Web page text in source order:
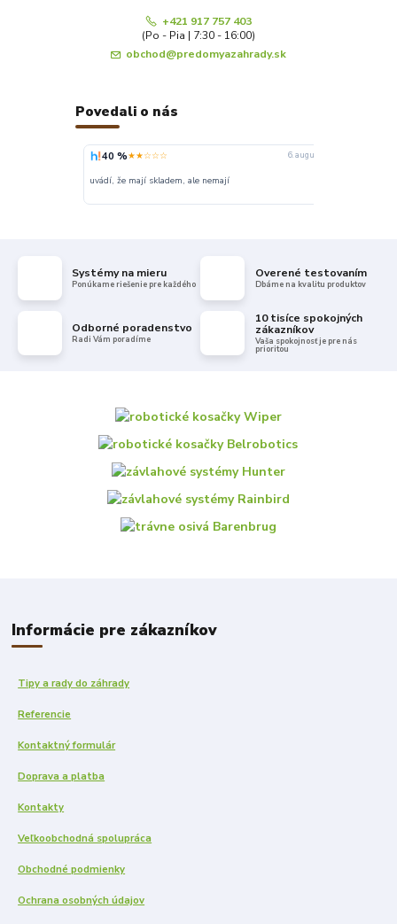
+421 917 757 403
(Po - Pia | 7:30 - 16:00)
obchod@predomyazahrady.sk
Povedali o nás
40 %★★☆☆☆ 6. augusta
uvádí, že mají skladem, ale nemají
Systémy na mieru
Ponúkame riešenie pre každého
Overené testovaním
Dbáme na kvalitu produktov
Odborné poradenstvo
Radi Vám poradíme
10 tisíce spokojných
zákazníkov
Vaša spokojnosť je pre nás
prioritou
Informácie pre zákazníkov
Tipy a rady do záhrady
Referencie
Kontaktný formulár
Doprava a platba
Kontakty
Veľkoobchodná spolupráca
Obchodné podmienky
Ochrana osobných údajov